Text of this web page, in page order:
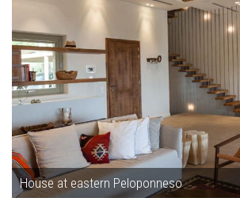
House at eastern Peloponneso